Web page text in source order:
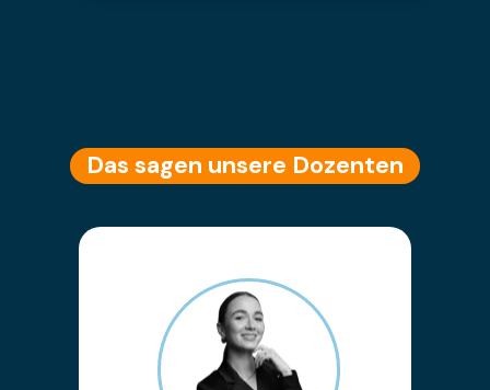
Das sagen unsere Dozenten